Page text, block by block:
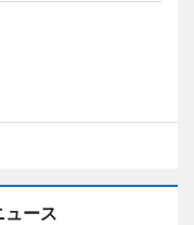
ュース